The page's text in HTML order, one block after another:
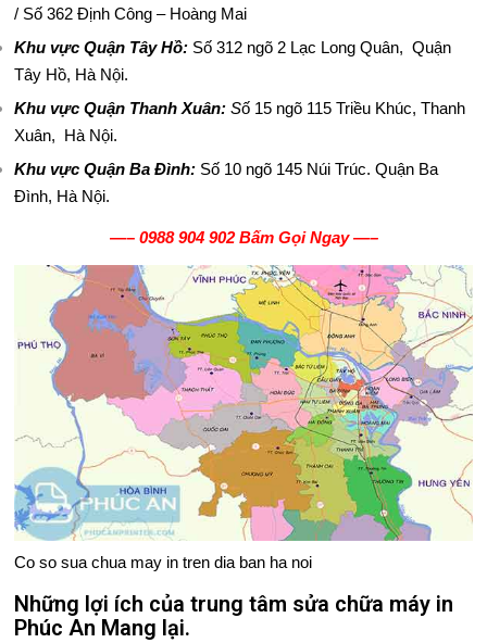
/ Số 362 Định Công – Hoàng Mai
Khu vực Quận Tây Hồ: Số 312 ngõ 2 Lạc Long Quân, Quận
Tây Hồ, Hà Nội.
Khu vực Quận Thanh Xuân:Số 15 ngõ 115 Triều Khúc, Thanh
Xuân, Hà Nội.
Khu vực Quận Ba Đình: Số 10 ngõ 145 Núi Trúc. Quận Ba
Đình, Hà Nội.
—– 0988 904 902 Bấm Gọi Ngay—–
Co so sua chua may in tren dia ban ha noi
Những lợi ích của trung tâm sửa chữa máy in
Phúc An Mang lại.